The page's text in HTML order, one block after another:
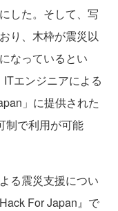
した。そして、写
り、木枠が震災以
なっているとい
エンジニアによる
」に提供された
制で利用が可能
る震災支援につい
For Japan』で